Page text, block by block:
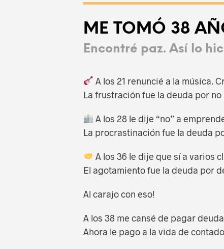
ME TOMÓ 38
Encontré paz. Así lo
A los 21 renuncié a la música.
La frustración fue la deuda por
A los 28 le dije “no” a
La procrastinación fue la deuda
A los 36 le dije que sí a varios
El agotamiento fue la deuda por
Al carajo con eso!
A los 38 me cansé de pagar
Ahora le pago a la vida de